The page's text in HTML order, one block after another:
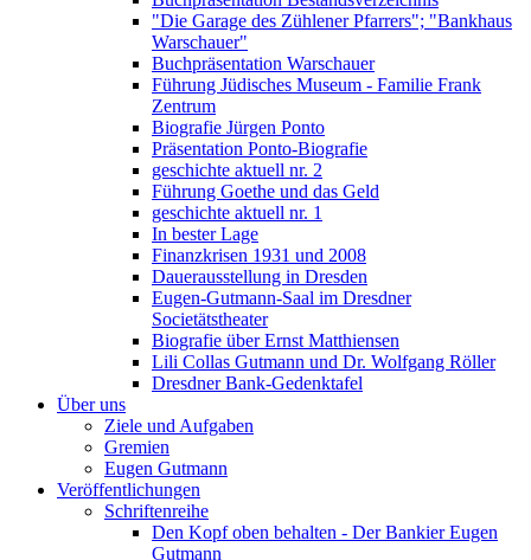
"Die Garage des Zühlener Pfarrers"; "Bankhaus
Warschauer"
Buchpräsentation Warschauer
Führung Jüdisches Museum - Familie Frank
Zentrum
Biografie Jürgen Ponto
Präsentation Ponto-Biografie
geschichte aktuell nr. 2
Führung Goethe und das Geld
geschichte aktuell nr. 1
In bester Lage
Finanzkrisen 1931 und 2008
Dauerausstellung in Dresden
Eugen-Gutmann-Saal im Dresdner
Societätstheater
Biografie über Ernst Matthiensen
Lili Collas Gutmann und Dr. Wolfgang Röller
Dresdner Bank-Gedenktafel
Über uns
Ziele und Aufgaben
Gremien
Eugen Gutmann
Veröffentlichungen
Schriftenreihe
Den Kopf oben behalten - Der Bankier Eugen
Gutmann